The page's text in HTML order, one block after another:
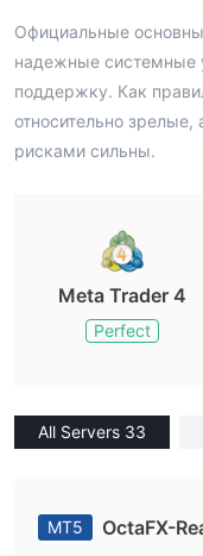
Официальные
надежные системные
поддержку. Как
относительно
рисками сильны.
Meta Trader 4
Perfect
All Servers 33
MT5 OctaFX-